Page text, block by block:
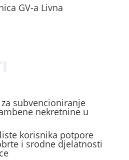
GV-a Livna
subvencioniranje
nekretnine u
korisnika potpore
i srodne djelatnosti